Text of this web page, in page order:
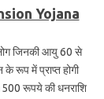
Yojana
जिनकी आयु 60 से
के रूप में प्राप्त होगी
रूपये की धनराशि